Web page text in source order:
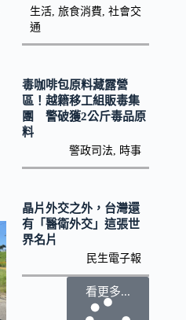
生活, 旅食消費 社會交
通
毒咖啡包原料藏露營
區！越籍移工組販毒集
團 警破獲2公斤毒品原
料
警政司法 時事
晶片外交之外，台灣還
有「醫衛外交」這張世
界名片
民生電子報
看更多...